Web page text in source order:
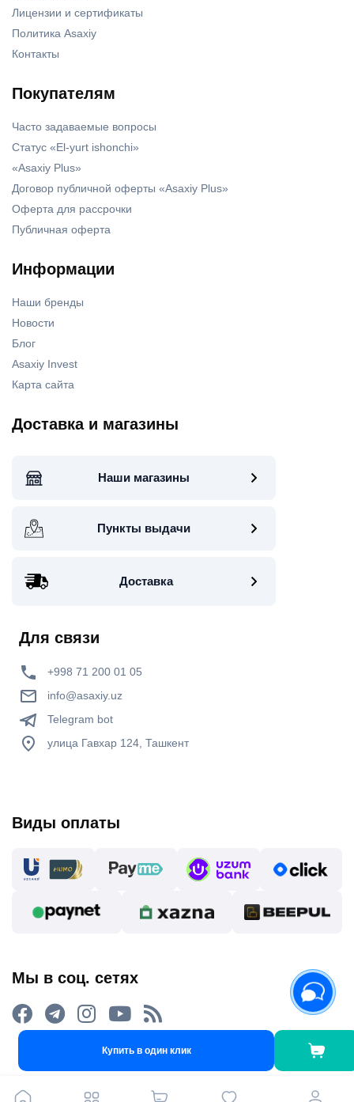
Купить в один клик
Лицензии и сертификаты
Политика Asaxiy
Контакты
Покупателям
Часто задаваемые вопросы
Статус «El-yurt ishonchi»
«Asaxiy Plus»
Договор публичной оферты «Asaxiy Plus»
Оферта для рассрочки
Публичная оферта
Информации
Наши бренды
Новости
Блог
Asaxiy Invest
Карта сайта
Доставка и магазины
Наши магазины
Пункты выдачи
Доставка
Для связи
+998 71 200 01 05
info@asaxiy.uz
Telegram bot
улица Гавхар 124, Ташкент
Виды оплаты
Мы в соц. сетях
2015 - 2026 Интернет-магазин asaxiy.uz: Бытовая